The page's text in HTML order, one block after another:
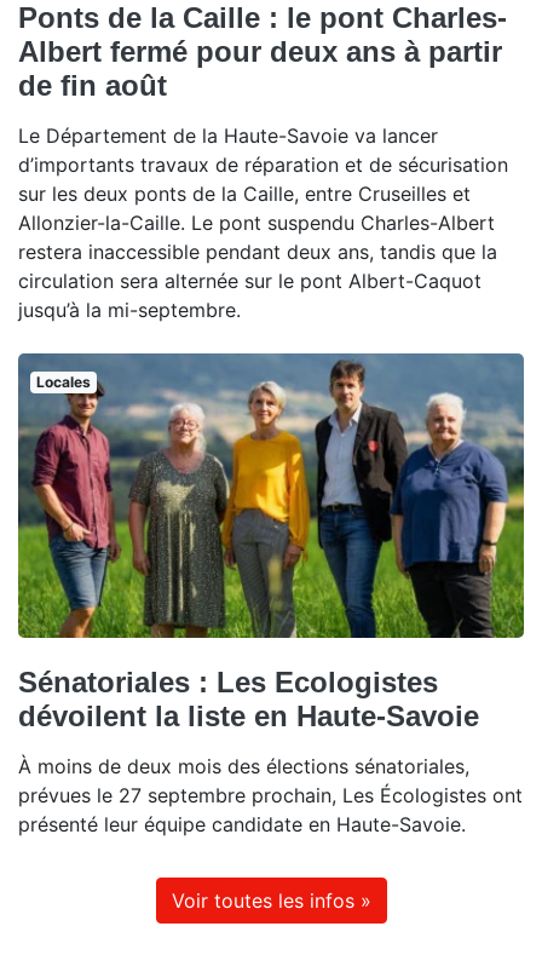
Ponts de la Caille : le pont Charles-
Albert fermé pour deux ans à partir
de fin août
Le Département de la Haute-Savoie va lancer
d’importants travaux de réparation et de sécurisation
sur les deux ponts de la Caille, entre Cruseilles et
Allonzier-la-Caille. Le pont suspendu Charles-Albert
restera inaccessible pendant deux ans, tandis que la
circulation sera alternée sur le pont Albert-Caquot
jusqu’à la mi-septembre.
Locales
Sénatoriales : Les Ecologistes
dévoilent la liste en Haute-Savoie
À moins de deux mois des élections sénatoriales,
prévues le 27 septembre prochain, Les Écologistes ont
présenté leur équipe candidate en Haute-Savoie.
Voir toutes les infos »